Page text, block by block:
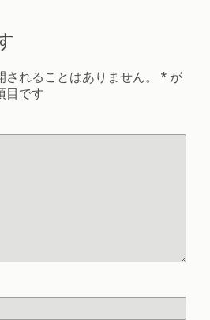
れることはありません。 * が
目です